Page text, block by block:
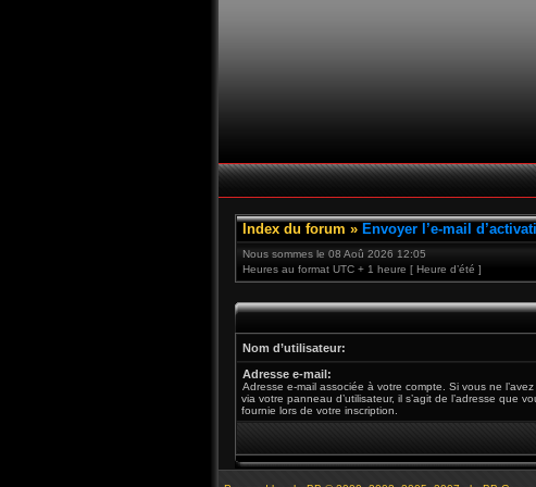
Index du forum » Envoyer l’e-mail
Nous sommes le 08 Aoû 2026 12:05
Heures au format UTC + 1 heure [ Heure d’été ]
Nom d’utilisateur:
Adresse e-mail:
Adresse e-mail associée à votre compte. Si vous ne
via votre panneau d’utilisateur, il s’agit de l’adresse que
fournie lors de votre inscription.